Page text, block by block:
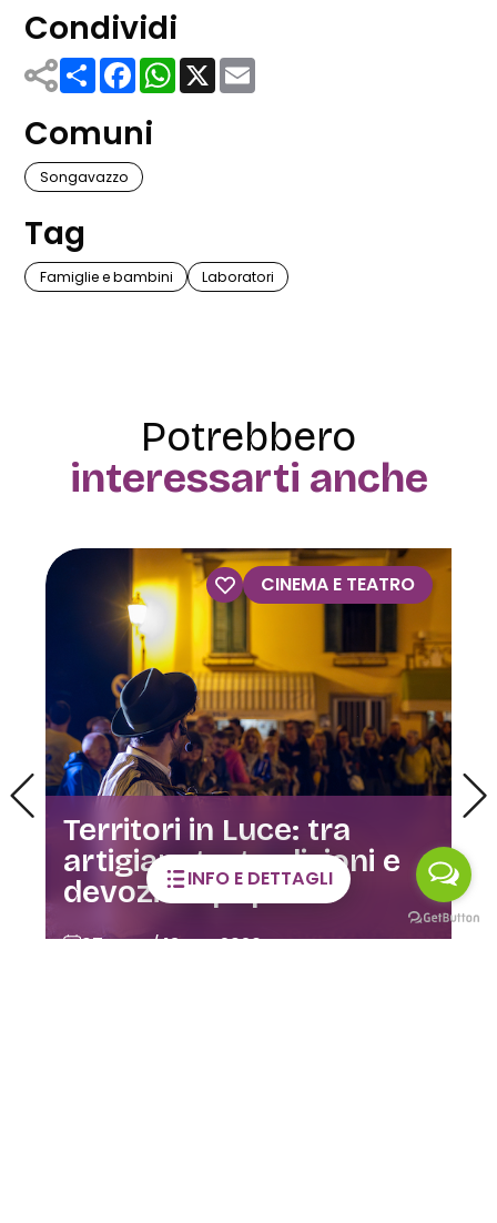
INFO E DETTAGLI
Condividi
ShareFacebook
WhatsApp
X
Comuni
Songavazzo
Tag
Famiglie e bambini Laboratori
Potrebbero
interessarti anche
VISITE GUIDATE
Visite guidate alla Casa
dell’Orfano
02 GIU / 28 DIC 2026